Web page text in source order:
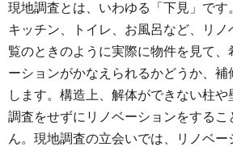
現地調査とは、いわゆる「下見」です
キッチン、トイレ、お風呂など、リノ
覧のときのように実際に物件を見て
ーションがかなえられるかどうか、補
します。構造上、解体ができない柱
調査をせずにリノベーションをするこ
ん。現地調査の立会いでは、リノベ